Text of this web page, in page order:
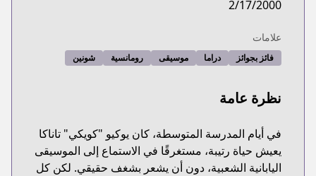
2/17/2000
علامات
فائز بجوائز دراما موسيقى رومانسية شونين
نظرة عامة
في أيام المدرسة المتوسطة، كان يوكيو "كويكي" تاناكا
يعيش حياة رتيبة، مستغرقًا في الاستماع إلى الموسيقى
اليابانية الشعبية، دون أن يشعر بشغف حقيقي. لكن كل